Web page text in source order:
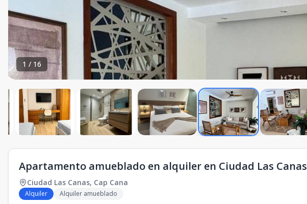
1 / 16
Apartamento amueblado en alquiler en Ciudad Las Canas
Ciudad Las Canas, Cap Cana
Alquiler Alquiler amueblado